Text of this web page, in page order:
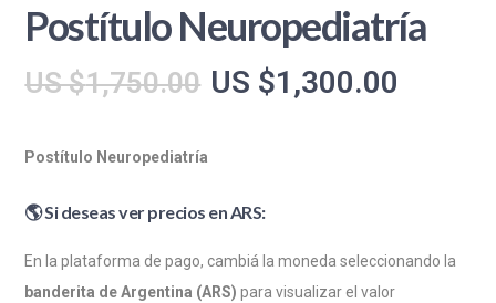
Postítulo Neuropediatría
US $1,750.00 El
US
$1,750.00.
US $1,300.00
Postítulo Neuropediatría
🌎 Si deseas ver precios en ARS:
En la plataforma de pago, cambiá la moneda seleccionando la
banderita de Argentina (ARS) para visualizar el valor